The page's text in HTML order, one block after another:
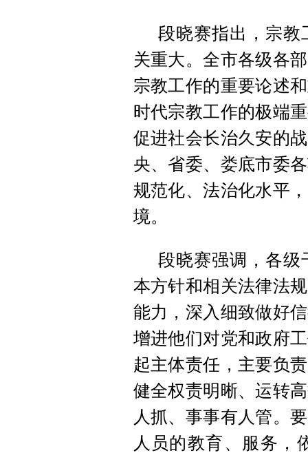
段晓赛指出，宗教
关重大。全市各级各
宗教工作的重要论述
时代宗教工作的极端
促进社会长治久安的
央、省委、娄底市委
规范化、法治化水平
境。
段晓赛强调，各级
本方针和相关法律法
能力，深入细致做好
增进他们对党和政府
起主体责任，主要负
健全权责明晰、运转
人抓、事事有人管。
人员的教育、服务，